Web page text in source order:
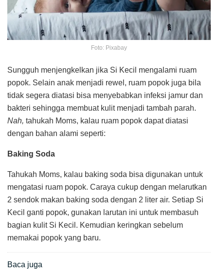
Foto: Pixabay
Sungguh menjengkelkan jika Si Kecil mengalami ruam
popok. Selain anak menjadi rewel, ruam popok juga bila
tidak segera diatasi bisa menyebabkan infeksi jamur dan
bakteri sehingga membuat kulit menjadi tambah parah.
Nah, tahukah Moms, kalau ruam popok dapat diatasi
dengan bahan alami seperti:
Baking Soda
Tahukah Moms, kalau baking soda bisa digunakan untuk
mengatasi ruam popok. Caraya cukup dengan melarutkan
2 sendok makan baking soda dengan 2 liter air. Setiap Si
Kecil ganti popok, gunakan larutan ini untuk membasuh
bagian kulit Si Kecil. Kemudian keringkan sebelum
memakai popok yang baru.
Baca juga